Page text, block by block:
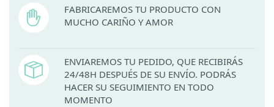
FABRICAREMOS TU PRODUCTO CON
MUCHO CARIÑO Y AMOR
ENVIAREMOS TU PEDIDO, QUE RECIBIRÁS
24/48H DESPUÉS DE SU ENVÍO. PODRÁS
HACER SU SEGUIMIENTO EN TODO
MOMENTO